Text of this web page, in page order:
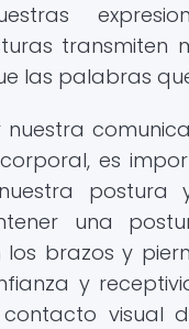
transmiten
las palabras
nuestra
es
postura
una
brazos y
y
visual